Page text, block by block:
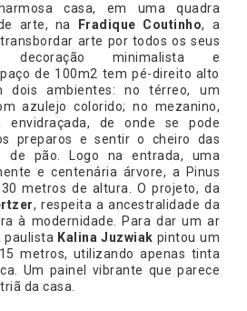
casa, em uma quadra
arte, na
Fradique Coutinho, a
arte por todos os seus
decoração minimalista e
de 100m2 tem pé-direito alto
dois ambientes: no térreo, um
azulejo colorido; no mezanino,
envidraçada, de onde se pode
preparos e sentir o cheiro das
de pão. Logo na entrada, uma
e centenária árvore, a Pinus
metros de altura. O projeto, da
, respeita a ancestralidade da
à modernidade. Para dar um ar
paulista Kalina Juzwiak pintou um
metros, utilizando apenas tinta
Um painel vibrante que parece
da casa.